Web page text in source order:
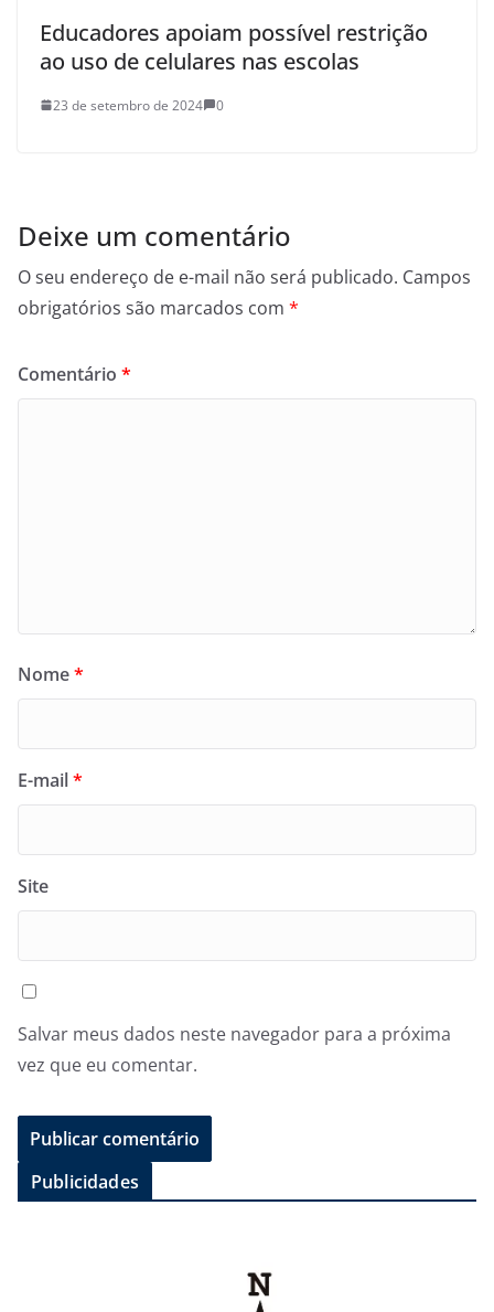
Educadores apoiam possível restrição
ao uso de celulares nas escolas
23 de setembro de 2024 0
Deixe um comentário
O seu endereço de e-mail não será publicado. Campos
obrigatórios são marcados com *
Comentário *
Nome*
E-mail*
Site
Salvar meus dados neste navegador para a próxima
vez que eu comentar.
Publicidades